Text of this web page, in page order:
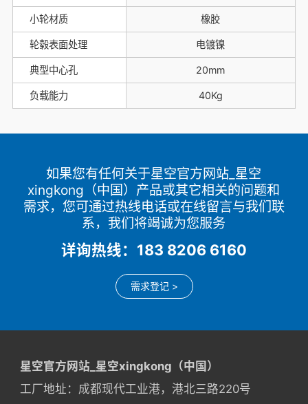
小轮材质 橡胶
轮毂表面处理 电镀镍
典型中心孔 20mm
负载能力 40Kg
如果您有任何关于星空官方网站_星空
xingkong（中国）产品或其它相关的问题和
需求，您可通过热线电话或在线留言与我们联
系，我们将竭诚为您服务
详询热线：183 8206 6160
需求登记 >
星空官方网站_星空xingkong（中国）
工厂地址：成都现代工业港，港北三路220号